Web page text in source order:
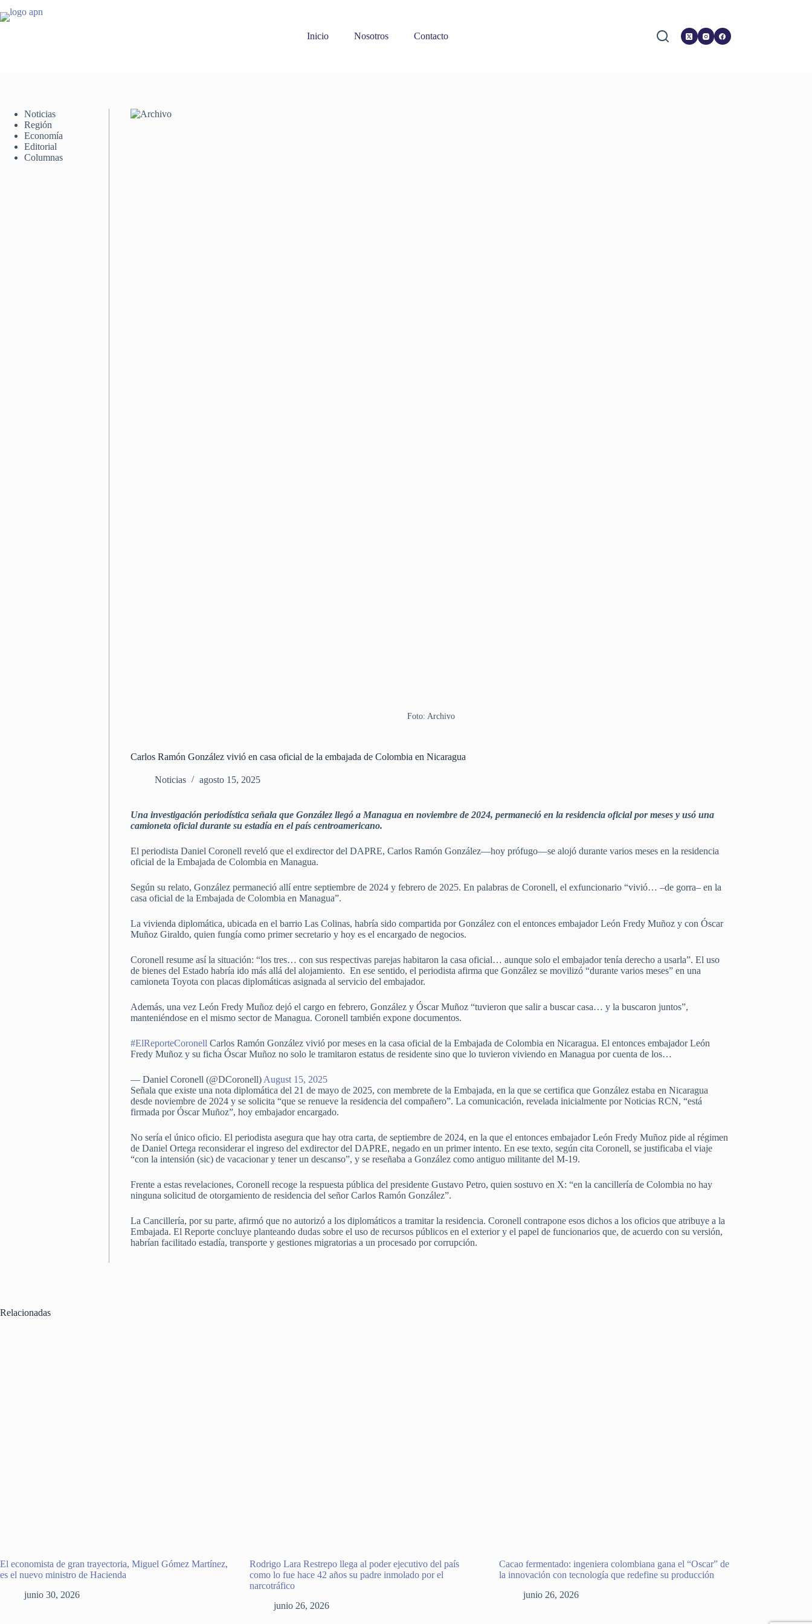
al
Inicio
Nosotros Contacto
Foto: Archivo
Carlos Ramón González vivió en casa oficial de la embajada de Colombia en Nicaragua
Noticias agosto 15, 2025
Una investigación periodística señala que González llegó a Managua en noviembre de 2024, permaneció en la residencia oficial por meses y usó una
camioneta oficial durante su estadía en el país centroamericano.
El periodista Daniel Coronell reveló que el exdirector del DAPRE, Carlos Ramón González—hoy prófugo—se alojó durante varios meses en la residencia
oficial de la Embajada de Colombia en Managua.
Según su relato, González permaneció allí entre septiembre de 2024 y febrero de 2025. En palabras de Coronell, el exfuncionario “vivió… –de gorra– en la
casa oficial de la Embajada de Colombia en Managua”.
La vivienda diplomática, ubicada en el barrio Las Colinas, habría sido compartida por González con el entonces embajador León Fredy Muñoz y con Óscar
Muñoz Giraldo, quien fungía como primer secretario y hoy es el encargado de negocios.
Coronell resume así la situación: “los tres… con sus respectivas parejas habitaron la casa oficial… aunque solo el embajador tenía derecho a usarla”. El uso
de bienes del Estado habría ido más allá del alojamiento. En ese sentido, el periodista afirma que González se movilizó “durante varios meses” en una
camioneta Toyota con placas diplomáticas asignada al servicio del embajador.
Además, una vez León Fredy Muñoz dejó el cargo en febrero, González y Óscar Muñoz “tuvieron que salir a buscar casa… y la buscaron juntos”,
manteniéndose en el mismo sector de Managua. Coronell también expone documentos.
#ElReporteCoronell Carlos Ramón González vivió por meses en la casa oficial de la Embajada de Colombia en Nicaragua. El entonces embajador León
Fredy Muñoz y su ficha Óscar Muñoz no solo le tramitaron estatus de residente sino que lo tuvieron viviendo en Managua por cuenta de los…
— Daniel Coronell (@DCoronell) August 15, 2025
Señala que existe una nota diplomática del 21 de mayo de 2025, con membrete de la Embajada, en la que se certifica que González estaba en Nicaragua
desde noviembre de 2024 y se solicita “que se renueve la residencia del compañero”. La comunicación, revelada inicialmente por Noticias RCN, “está
firmada por Óscar Muñoz”, hoy embajador encargado.
No sería el único oficio. El periodista asegura que hay otra carta, de septiembre de 2024, en la que el entonces embajador León Fredy Muñoz pide al régimen
de Daniel Ortega reconsiderar el ingreso del exdirector del DAPRE, negado en un primer intento. En ese texto, según cita Coronell, se justificaba el viaje
“con la intensión (sic) de vacacionar y tener un descanso”, y se reseñaba a González como antiguo militante del M-19.
Frente a estas revelaciones, Coronell recoge la respuesta pública del presidente Gustavo Petro, quien sostuvo en X: “en la cancillería de Colombia no hay
ninguna solicitud de otorgamiento de residencia del señor Carlos Ramón González”.
La Cancillería, por su parte, afirmó que no autorizó a los diplomáticos a tramitar la residencia. Coronell contrapone esos dichos a los oficios que atribuye a la
Embajada. El Reporte concluye planteando dudas sobre el uso de recursos públicos en el exterior y el papel de funcionarios que, de acuerdo con su versión,
habrían facilitado estadía, transporte y gestiones migratorias a un procesado por corrupción.
Noticias
Región
Economía
Editorial
Columnas
Relacionadas
El economista de gran trayectoria, Miguel Gómez Martínez,
es el nuevo ministro de Hacienda
junio 30, 2026
Rodrigo Lara Restrepo llega al poder ejecutivo del país
como lo fue hace 42 años su padre inmolado por el
narcotráfico
junio 26, 2026
Cacao fermentado: ingeniera colombiana gana el “Oscar” de
la innovación con tecnología que redefine su producción
junio 26, 2026